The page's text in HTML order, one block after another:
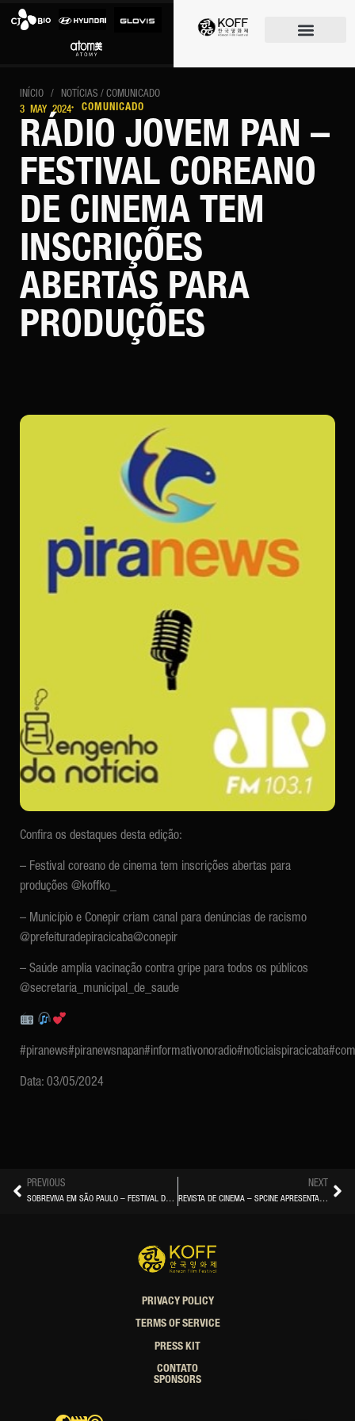
INÍCIO / NOTÍCIAS / COMUNICADO
3 MAY 2024· COMUNICADO
RÁDIO JOVEM PAN –
FESTIVAL COREANO
DE CINEMA TEM
INSCRIÇÕES
ABERTAS PARA
PRODUÇÕES
Confira os destaques desta edição:
– Festival coreano de cinema tem inscrições abertas para
produções @koffko_
– Município e Conepir criam canal para denúncias de racismo
@prefeituradepiracicaba@conepir
– Saúde amplia vacinação contra gripe para todos os públicos
@secretaria_municipal_de_saude
#piranews#piranewsnapan#informativonoradio#noticiaispiracicaba
Data: 03/05/2024
PREVIOUS
SOBREVIVA EM SÃO PAULO – FESTIVAL DE CINEMA COREANO ACONTECE EM SÃO PAULO DE 3 A 9 DE OUTUBRO, COM ENTRADA FREE
NEXT
REVISTA DE CINEMA – SPCINE APRESENTA O KOREAN FILM FESTIVAL
PRIVACY POLICY
TERMS OF SERVICE
PRESS KIT
CONTATO
SPONSORS